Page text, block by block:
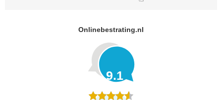
Onlinebestrating.nl
9.1